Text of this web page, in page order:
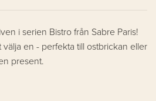
i serien Bistro från Sabre Paris!
en - perfekta till ostbrickan eller
present.